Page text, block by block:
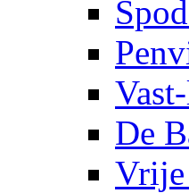
De
Vrije